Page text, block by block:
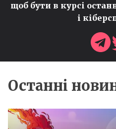
щоб бути в курсі
і
Останні